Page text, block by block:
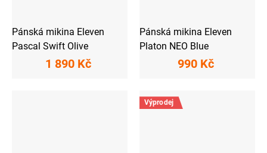
Pánská mikina Eleven
Pascal Swift Olive
1 890 Kč
Pánská mikina Eleven
Platon NEO Blue
990 Kč
Výprodej